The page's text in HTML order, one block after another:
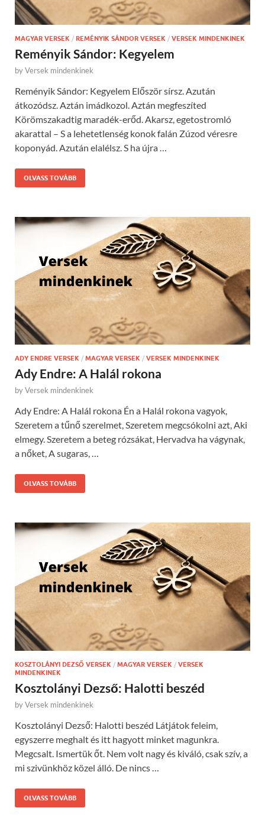
MAGYAR VERSEK / REMÉNYIK SÁNDOR VERSEK / VERSEK MINDENKINEK
Reményik Sándor: Kegyelem
byVersek mindenkinek
Reményik Sándor: Kegyelem Először sírsz. Azután
átkozódsz. Aztán imádkozol. Aztán megfeszíted
Körömszakadtig maradék-erőd. Akarsz, egetostromló
akarattal – S a lehetetlenség konok falán Zúzod véresre
koponyád. Azután elalélsz. S ha újra …
OLVASS TOVÁBB
ADY ENDRE VERSEK / MAGYAR VERSEK / VERSEK MINDENKINEK
Ady Endre: A Halál rokona
byVersek mindenkinek
Ady Endre: A Halál rokona Én a Halál rokona vagyok,
Szeretem a tűnő szerelmet, Szeretem megcsókolni azt, Aki
elmegy. Szeretem a beteg rózsákat, Hervadva ha vágynak,
a nőket, A sugaras, …
OLVASS TOVÁBB
KOSZTOLÁNYI DEZSŐ VERSEK / MAGYAR VERSEK / VERSEK
MINDENKINEK
Kosztolányi Dezső: Halotti beszéd
byVersek mindenkinek
Kosztolányi Dezső: Halotti beszéd Látjátok feleim,
egyszerre meghalt és itt hagyott minket magunkra.
Megcsalt. Ismertük őt. Nem volt nagy és kiváló, csak szív, a
mi szivünkhöz közel álló. De nincs …
OLVASS TOVÁBB